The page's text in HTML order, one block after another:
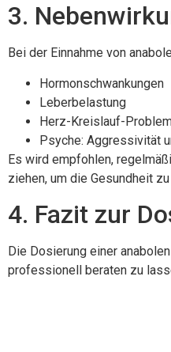
3.
Bei der Einnahme von
Hormonschwankungen
Leberbelastung
Herz-Kreislauf-
Psyche: Aggressivität
Es wird empfohlen,
ziehen, um die Gesundheit
4. Fazit zur
Die Dosierung einer
professionell beraten zu